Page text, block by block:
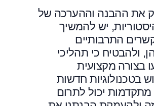
את ההבנה וההערכה של
יש להמשיך
התרבותיים
ולהבטיח כי תהליכי
בצורה מקצועית
בטכנולוגיות חדשות
יכול לתרום